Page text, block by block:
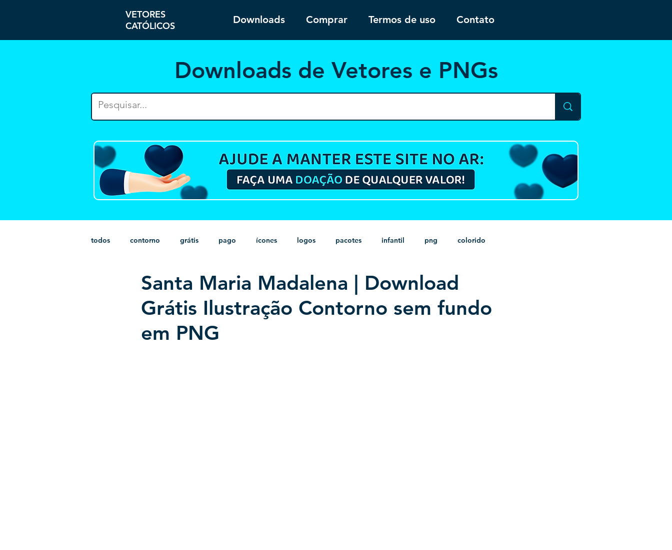
VETORES
CATÓLICOS
Downloads Comprar Termos de uso Contato
Downloads de Vetores e PNGs
todos contorno grátis pago ícones logos pacotes infantil png colorido
monocromático vetor estampas sem fundo HD minimalista psd heráldica
Santa Maria Madalena | Download
Grátis Ilustração Contorno sem fundo
em PNG